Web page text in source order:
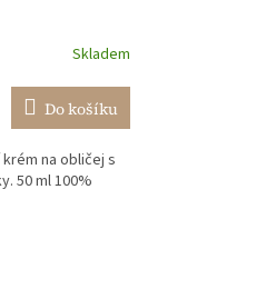
Skladem
Do košíku
na obličej s
50 ml 100%